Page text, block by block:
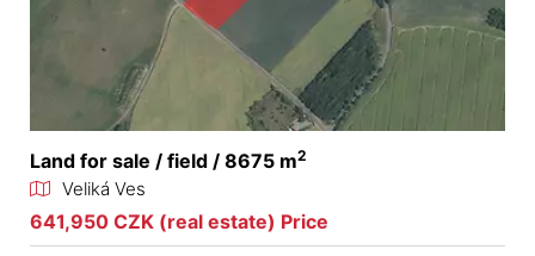
Land for sale / field / 8675 m2
Veliká Ves
641,950 CZK (real estate) Price